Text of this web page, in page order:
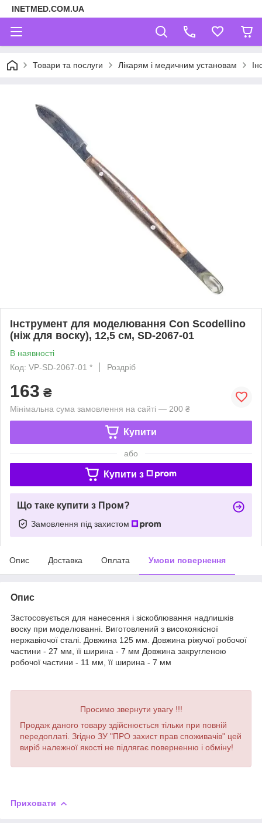
INETMED.COM.UA
Товари та послуги Лікарям і медичним установам
Інструмент для моделювання Con Scodellino
(ніж для воску), 12,5 см, SD-2067-01
В наявності
Код: VP-SD-2067-01 *
Роздріб
163 ₴
Мінімальна сума замовлення на сайті — 200 ₴
Купити
або
Купити з
Що таке купити з Пром?
Замовлення під захистом
Опис Доставка Оплата Умови повернення
Опис
Застосовується для нанесення і зіскоблювання надлишків
воску при моделюванні. Виготовлений з високоякісної
нержавіючої сталі. Довжина 125 мм. Довжина ріжучої робочої
частини - 27 мм, її ширина - 7 мм Довжина закругленою
робочої частини - 11 мм, її ширина - 7 мм
Просимо звернути увагу !!!
Продаж даного товару здійснюється тільки при повній
передоплаті. Згідно ЗУ "ПРО захист прав споживачів" цей
виріб належної якості не підлягає поверненню і обміну!
Приховати